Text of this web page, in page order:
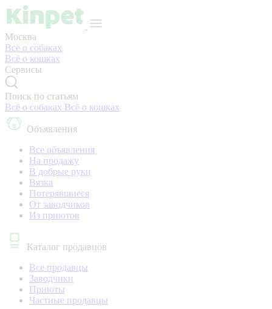
Москва
Всё о собаках
Всё о кошках
Сервисы
Поиск по статьям
Всё о собаках Всё о кошках
Объявления
Все объявления
На продажу
В добрые руки
Вязка
Потерявшиеся
От заводчиков
Из приютов
Каталог продавцов
Все продавцы
Заводчики
Приюты
Частные продавцы